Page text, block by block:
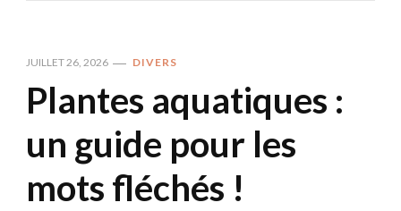
JUILLET 26, 2026 DIVERS
Plantes aquatiques :
un guide pour les
mots fléchés !